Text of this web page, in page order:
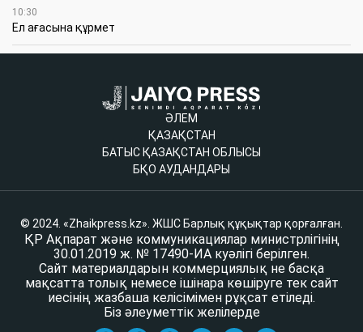
10:30
Ел ағасына құрмет
ӘЛЕМ
ҚАЗАҚСТАН
БАТЫС ҚАЗАҚСТАН ОБЛЫСЫ
БҚО АУДАНДАРЫ
© 2024. «Zhaikpress.kz». ЖШС Барлық құқықтар қорғалған.
ҚР Ақпарат және коммуникациялар министрлігінің
30.01.2019 ж. № 17490-ИА куәлігі берілген.
Сайт материалдарын коммерциялық не басқа
мақсатта толық немесе ішінара көшіруге тек сайт
иесінің жазбаша келісімімен рұқсат етіледі.
Біз әлеуметтік желілерде